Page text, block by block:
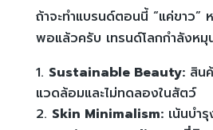
ถ้าจะทำแบรนด์ตอนนี้ “แค่ขาว”
พอแล้วครับ เทรนด์โลกกำลังหมุ
Sustainable Beauty:สินค้
แวดล้อมและไม่ทดลองในสัตว์
Skin Minimalism:เน้นบำ